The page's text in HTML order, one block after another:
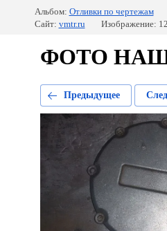
Альбом: Отливки по чертежам
Сайт: vmtr.ru Изображение:
ФОТО
Предыдущее